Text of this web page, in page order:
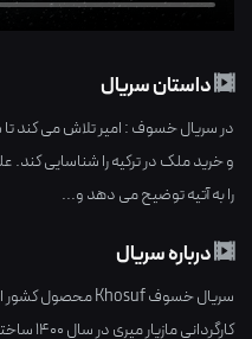
داستان سریال
در سریال خسوف : امیر تلاش می کند
و خرید ملک در ترکیه را شناسایی کند.
را به آتیه توضیح می دهد و...
درباره سریال
سریال خسوف Khosuf محصول کشور
کارگردانیمازیار میریدر سال1400